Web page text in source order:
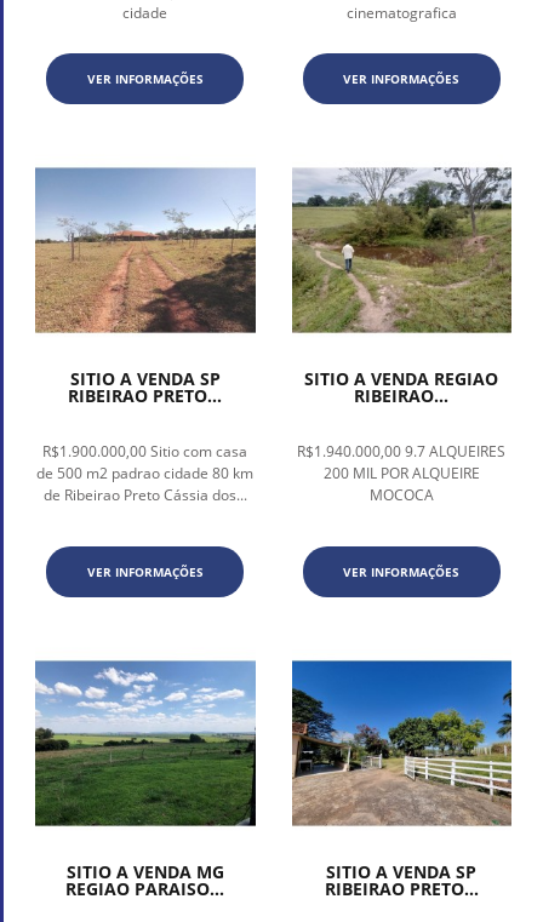
cidade
VER INFORMAÇÕES
cinematografica
VER INFORMAÇÕES
SITIO A VENDA SP
RIBEIRAO PRETO...
R$1.900.000,00 Sitio com casa
de 500 m2 padrao cidade 80 km
de Ribeirao Preto Cássia dos...
VER INFORMAÇÕES
SITIO A VENDA REGIAO
RIBEIRAO...
R$1.940.000,00 9.7 ALQUEIRES
200 MIL POR ALQUEIRE
MOCOCA
VER INFORMAÇÕES
SITIO A VENDA MG
REGIAO PARAISO...
SITIO A VENDA SP
RIBEIRAO PRETO...